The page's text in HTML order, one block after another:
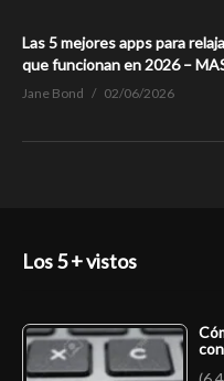
Las 5 mejores apps para
que funcionan en 2026 –
Jane Bond 02/06/2026
Los 5 + vistos